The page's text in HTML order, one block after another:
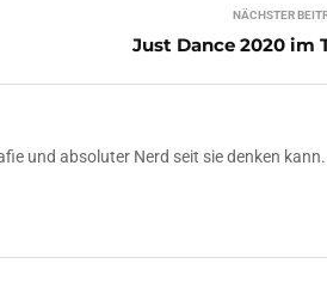
NÄCHSTER
Just Dance 2020 im
und absoluter Nerd seit sie denken kann.